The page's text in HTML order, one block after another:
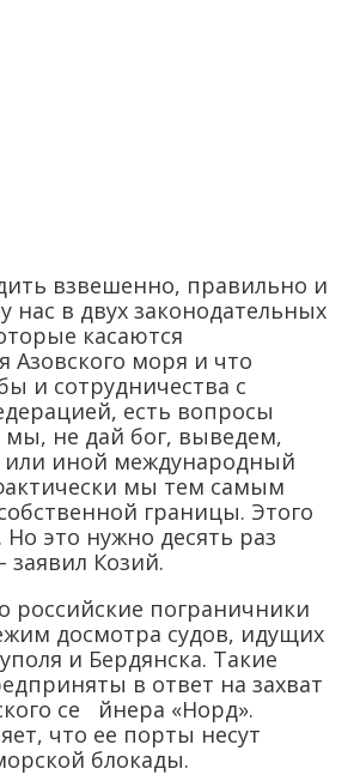
взвешенно, правильно и
нас в двух законодательных
касаются
Азовского моря и что
и сотрудничества с
есть вопросы
мы, не дай бог, выведем,
или иной международный
мы тем самым
границы. Этого
Но это нужно десять раз
заявил Козий.
российские пограничники
досмотра судов, идущих
и Бердянска. Такие
в ответ на захват
се йнера «Норд».
что ее порты несут
блокады.